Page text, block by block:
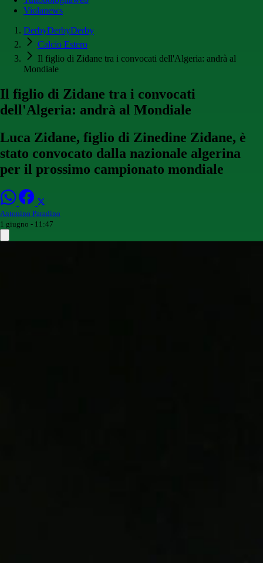
Violanews
DerbyDerbyDerby
Calcio Estero
Il figlio di Zidane tra i convocati dell'Algeria: andrà al
Mondiale
Il figlio di Zidane tra i convocati
dell'Algeria: andrà al Mondiale
Luca Zidane, figlio di Zinedine Zidane, è
stato convocato dalla nazionale algerina
per il prossimo campionato mondiale
Antonino Paradino
1 giugno - 11:47